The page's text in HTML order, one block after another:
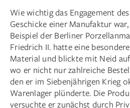
Wie wichtig das Engagement
Geschicke einer Manufaktur
Beispiel der Berliner
Friedrich II. hatte eine
Material und blickte mit Neid
wo er nicht nur zahlreiche
den er im Siebenjährigen Krieg
Warenlager plünderte. Die
versuchte er zunächst durch